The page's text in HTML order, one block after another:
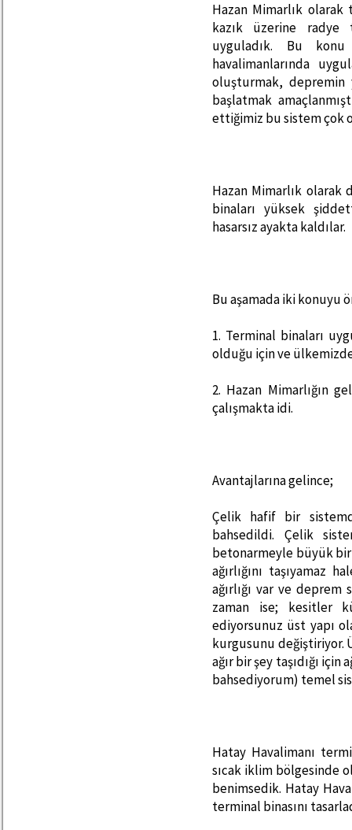
Hazan Mimarlık
kazık üzerine
uyguladık. Bu konu
havalimanlarında
oluşturmak, depremin
başlatmak
ettiğimiz bu sistem çok
Hazan Mimarlık olarak
binaları yüksek
hasarsız ayakta kaldılar.
Bu aşamada iki konuyu
1. Terminal binaları
olduğu için ve
2. Hazan Mimarlığın
çalışmakta idi.
Avantajlarına gelince;
Çelik hafif bir
bahsedildi. Çelik
betonarmeyle büyük bir
ağırlığını
ağırlığı var ve deprem
zaman ise; kesitler
ediyorsunuz üst yapı
kurgusunu değiştiriyor.
ağır bir şey taşıdığı
bahsediyorum) temel
Hatay Havalimanı
sıcak iklim bölgesinde
benimsedik. Hatay
terminal binasını